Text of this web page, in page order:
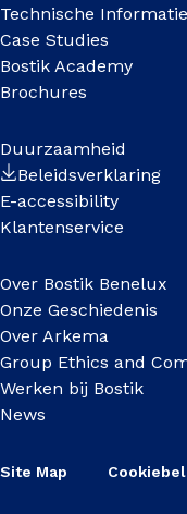
Technische
Case Studies
Bostik Academy
Brochures
Duurzaamheid
Beleidsverklaring
E-accessibility
Klantenservice
Over Bostik Benelux
Onze Geschiedenis
Over Arkema
Group Ethics and
Werken bij Bostik
News
Site Map